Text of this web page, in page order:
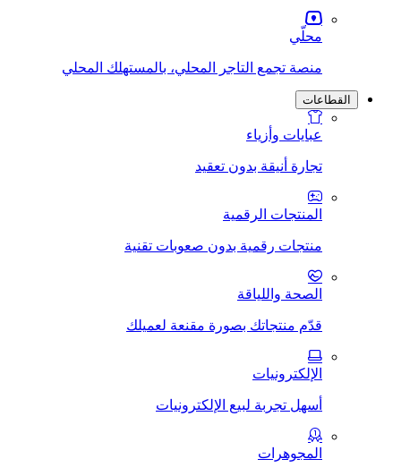
محلّي
منصة تجمع التاجر المحلي، بالمستهلك المحلي
القطاعات
عبايات وأزياء
تجارة أنيقة بدون تعقيد
المنتجات الرقمية
منتجات رقمية بدون صعوبات تقنية
الصحة واللياقة
قدّم منتجاتك بصورة مقنعة لعميلك
الإلكترونيات
أسهل تجربة لبيع الإلكترونيات
المجوهرات